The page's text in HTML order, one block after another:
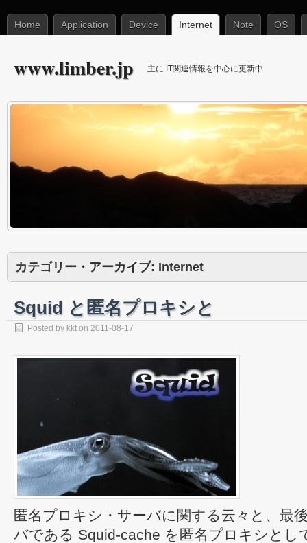
Home Application Device Internet Note OS
www.limber.jp 主に IT関連情報を中心に更新中
カテゴリー・アーカイブ: Internet
Squid と匿名プロキシと
Posted by kkt on 2011-08-17
匿名プロキシ・サーバに関する云々と、最
バである Squid-cache を匿名プロキシとし